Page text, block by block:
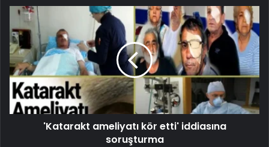
'Katarakt ameliyatı kör etti' iddiasına
soruşturma